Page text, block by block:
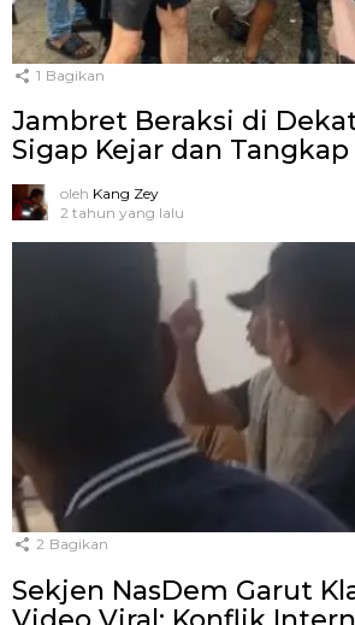
1 Bagikan
Jambret Beraksi di
Sigap Kejar dan
oleh Kang Zey
2 tahun yang lalu
2 Bagikan
Sekjen NasDem Garut